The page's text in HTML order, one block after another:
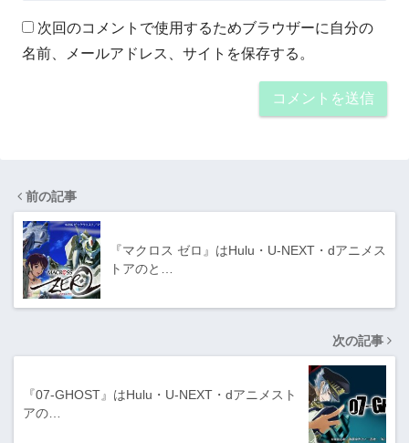
次回のコメントで使用するためブラウザーに自分の
名前、メールアドレス、サイトを保存する。
前の記事
『マクロス ゼロ』はHulu・U-NEXT・dアニメス
トアのと…
次の記事
『07-GHOST』はHulu・U-NEXT・dアニメスト
アの…